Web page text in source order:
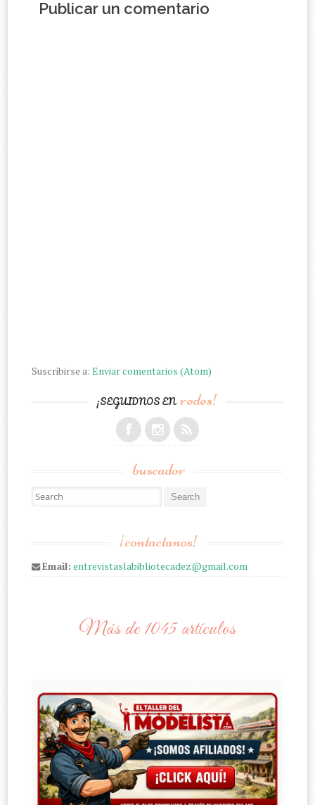
Publicar un comentario
Suscribirse a:Enviar comentarios (Atom)
¡SEGUIDNOS ENredes!
buscador
Search for:
¡contactanos!
Email: entrevistaslabibliotecadez@gmail.com
Más de 1045 artículos